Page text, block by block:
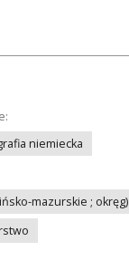
niemiecka
mazurskie ; okręg)